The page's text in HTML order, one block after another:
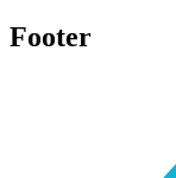
Footer